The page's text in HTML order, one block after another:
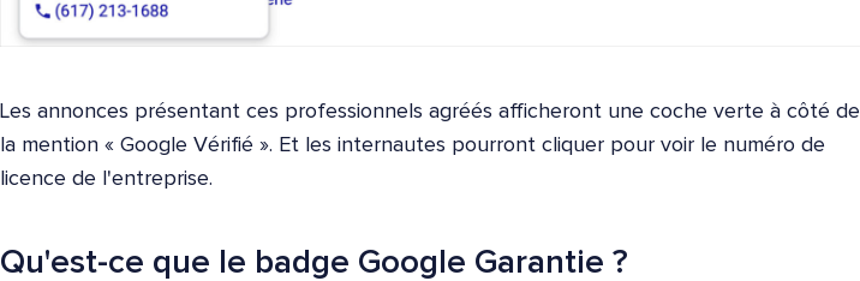
Les annonces présentant ces professionnels agréés afficheront une coche verte à côté de
la mention « Google Vérifié ». Et les internautes pourront cliquer pour voir le numéro de
licence de l'entreprise.
Qu'est-ce que le badge Google Garantie ?